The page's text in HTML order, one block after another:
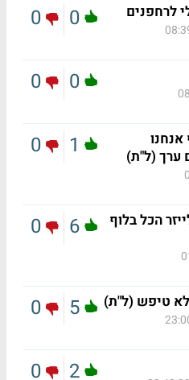
0
0
0
0
אנחנו
ערך (ל"ת)
1
0
הכל בלוף
6
0
לא טיפש (ל"ת) 5
0
2
0